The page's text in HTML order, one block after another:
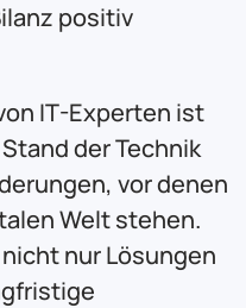
positiv
IT-Experten ist
der Technik
vor denen
Welt stehen.
nur Lösungen